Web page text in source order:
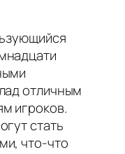
отличным
игроков.
стать
что-что